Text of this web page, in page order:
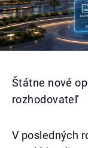
Štátne nové
rozhodovateľ
V posledných